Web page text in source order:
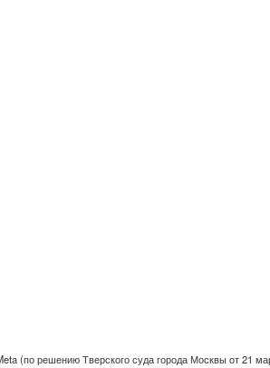
(по решению Тверского суда города Москвы от 21